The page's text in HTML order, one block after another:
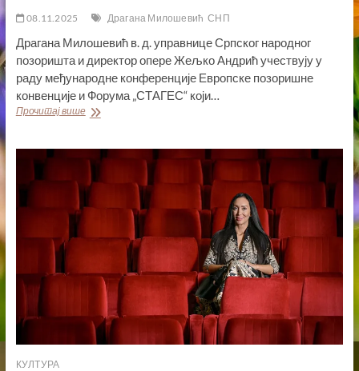
08.11.2025 Драгана Милошевић СНП
Драгана Милошевић в. д. управнице Српског народног
позоришта и директор опере Жељко Андрић учествују у
раду међународне конференције Европске позоришне
конвенције и Форума „СТАГЕС“ који…
Прочитај вишеСРПСКО
НА
МЕЂУНАРОДНОЈ
КОНФЕРЕНЦИЈИ
ПОЗОРИШНЕ
КОНВЕНЦИЈЕ
У
РИГИ
КУЛТУРА